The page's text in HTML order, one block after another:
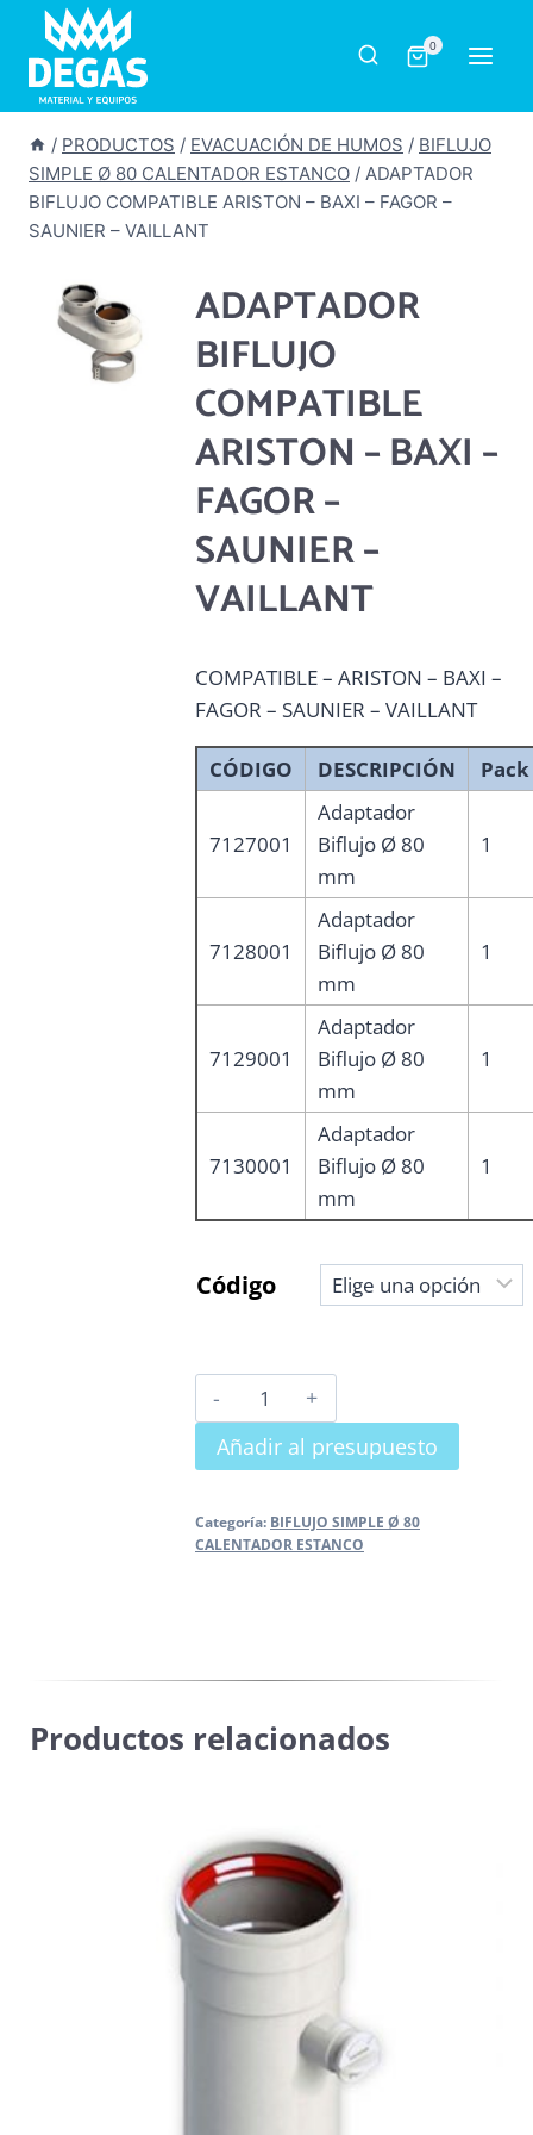
Saltar
contenido
0
/ PRODUCTOS / EVACUACIÓN DE HUMOS / BIFLUJO
SIMPLE Ø 80 CALENTADOR ESTANCO / ADAPTADOR
BIFLUJO COMPATIBLE ARISTON – BAXI – FAGOR –
SAUNIER – VAILLANT
ADAPTADOR
BIFLUJO
COMPATIBLE
ARISTON – BAXI –
FAGOR –
SAUNIER –
VAILLANT
COMPATIBLE – ARISTON – BAXI –
FAGOR – SAUNIER – VAILLANT
CÓDIGO DESCRIPCIÓN Pack
7127001
Adaptador
Biflujo Ø 80
mm
1
7128001
Adaptador
Biflujo Ø 80
mm
1
7129001
Adaptador
Biflujo Ø 80
mm
1
7130001
Adaptador
Biflujo Ø 80
mm
1
Código
ADAPTADOR
BIFLUJO
COMPATIBLE
-
BAXI
SAUNIER
VAILLANT
Añadir al presupuesto
Categoría: BIFLUJO SIMPLE Ø 80
CALENTADOR ESTANCO
Productos relacionados